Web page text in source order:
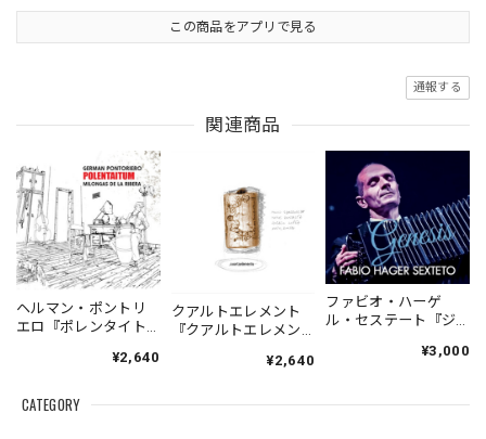
CATEGORY
この商品をアプリで見る
通報する
関連商品
ヘルマン・ポントリ
エロ『ポレンタイト
Pontoriero『POLENT
la Ribera』
¥2,640
クアルトエレメント
『クアルトエレメン
Cuartoelemento『Cu
（007RECORDS-27）
¥2,640
ファビオ・ハーゲ
ル・セステート『ジ
¥3,000